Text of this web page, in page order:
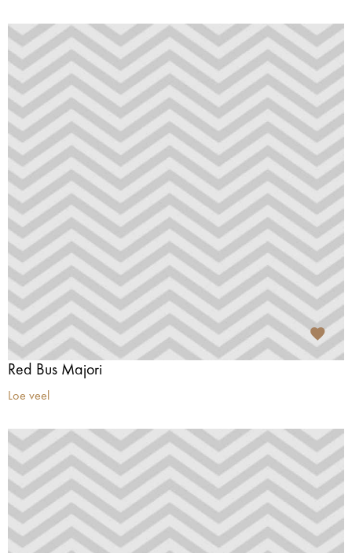
Red Bus Majori
Loe veel